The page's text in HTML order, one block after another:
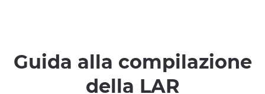
Guida alla compilazione
della LAR